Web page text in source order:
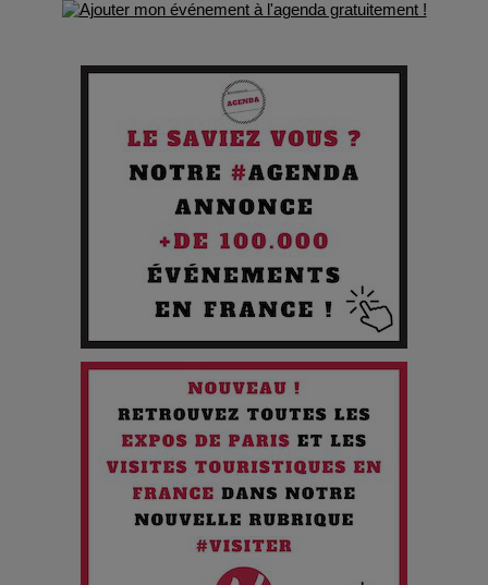
Pourquoi les Petites Entreprises Créatives Deviennent les
Cibles des Hackers
Les 3 meilleures destinations pour des vacances sportives
Quand l'Opéra Rencontre l'IA : Lola Volonakis, l'Artiste du
Chien 51 - Quand l’IA prend le pouvoir : une plongée dans un
futur troublant
Maïra Kerey, la “voix d’or du Kazakhstan”, célèbre ses 30
ans de carrière à la Salle Gaveau
Les dessous de la fast fashion : un désastre écologique en